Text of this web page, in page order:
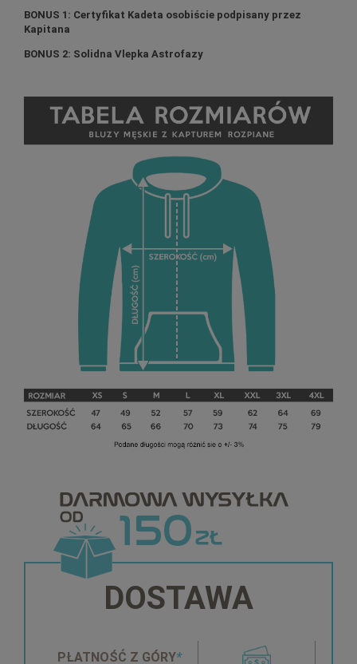
BONUS 1: Certyfikat Kadeta osobiście podpisany przez
Kapitana
BONUS 2: Solidna Vlepka Astrofazy
DOSTAWA
PŁATNOŚĆ Z GÓRY*